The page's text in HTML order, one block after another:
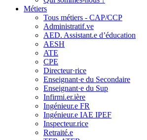
Métiers
Tous métiers - CAP/CCP
Administratif.ve
AED. Assistant.e d’éducation
AESH
ATE
CPE
Directeur·rice
Enseignant·e du Secondaire
Enseignant·e du Sup
Infirmi.er.ière
Ingénieur.e FR
Ingénieur.e IAE IPEF
Inspecteur.rice
Retraité.e